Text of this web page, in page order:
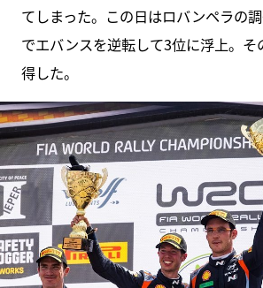
てしまった。この日はロバンペラの
でエバンスを逆転して3位に浮上。そ
得した。